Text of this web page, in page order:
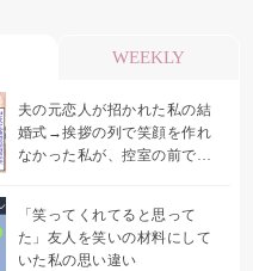
WEEKLY
夫の元恋人が招かれた私の結
婚式→挨拶の列で笑顔を作れ
なかった私が、控室の前で彼
「笑ってくれてると思って
た」友人を笑いの材料にして
いた私の思い違い